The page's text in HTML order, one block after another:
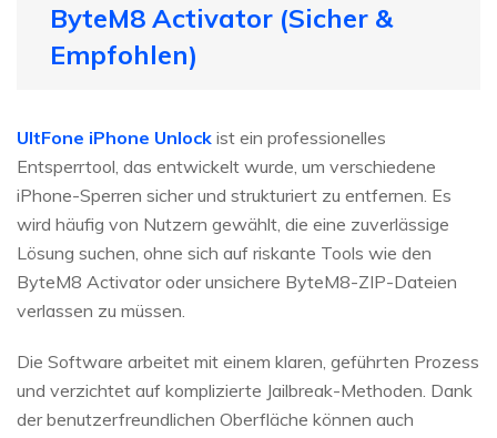
ByteM8 Activator (Sicher &
Empfohlen)
UltFone iPhone Unlock ist ein professionelles
Entsperrtool, das entwickelt wurde, um verschiedene
iPhone-Sperren sicher und strukturiert zu entfernen. Es
wird häufig von Nutzern gewählt, die eine zuverlässige
Lösung suchen, ohne sich auf riskante Tools wie den
ByteM8 Activator oder unsichere ByteM8-ZIP-Dateien
verlassen zu müssen.
Die Software arbeitet mit einem klaren, geführten Prozess
und verzichtet auf komplizierte Jailbreak-Methoden. Dank
der benutzerfreundlichen Oberfläche können auch